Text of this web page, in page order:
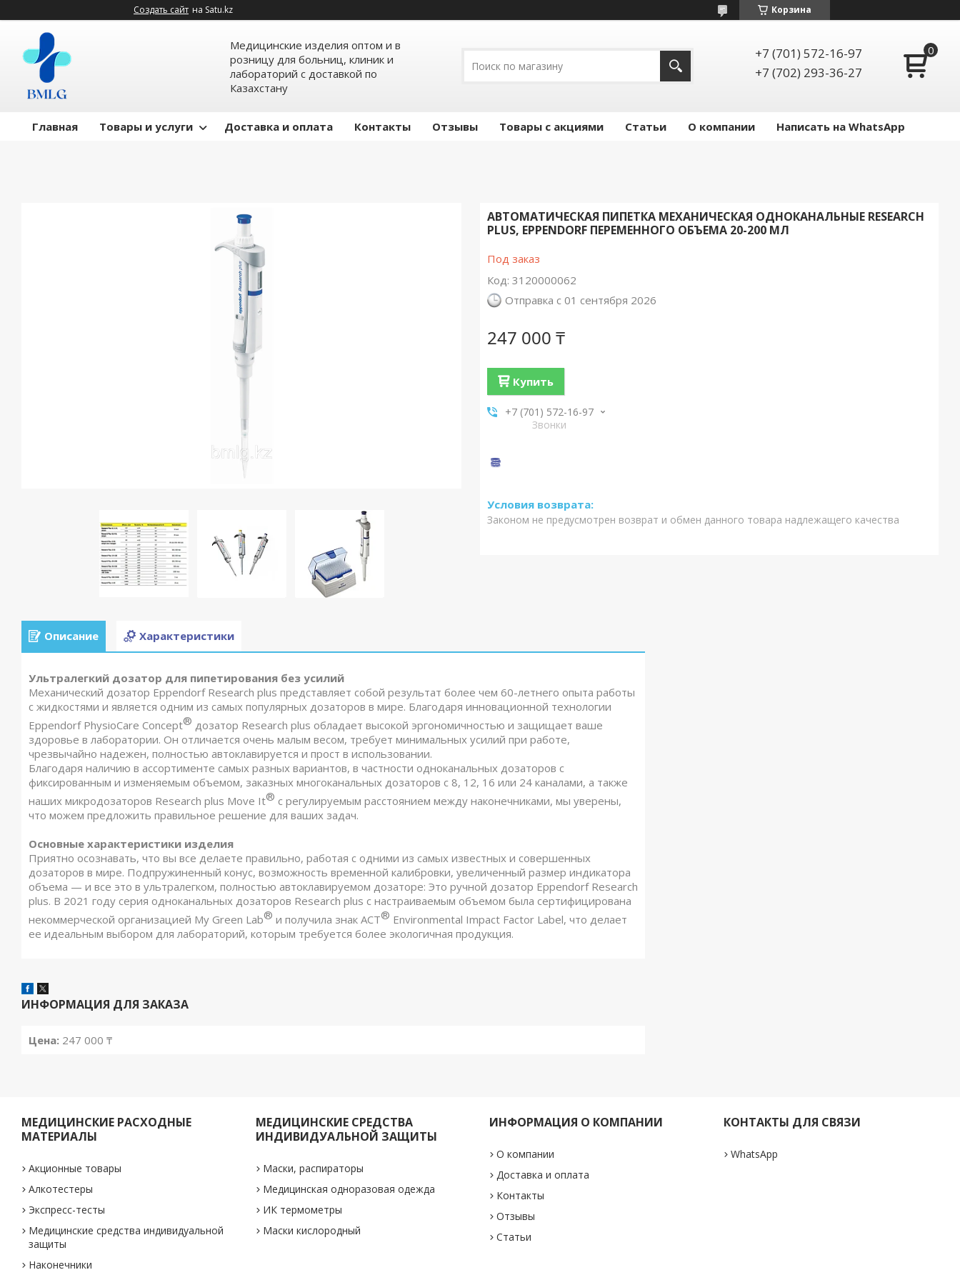
Создать сайт на Satu.kz Корзина
Медицинские изделия оптом и в
розницу для больниц, клиник и
лабораторий с доставкой по
Казахстану
+7 (701) 572-16-97
+7 (702) 293-36-27
Главная Товары и услуги Доставка и оплата Контакты Отзывы Товары с акциями Статьи О компании Написать на WhatsApp
АВТОМАТИЧЕСКАЯ ПИПЕТКА МЕХАНИЧЕСКАЯ ОДНОКАНАЛЬНЫЕ RESEARCH
PLUS, EPPENDORF ПЕРЕМЕННОГО ОБЪЕМА 20-200 МЛ
Под заказ
Код: 3120000062
Отправка с 01 сентября 2026
247 000 ₸
Купить
+7 (701) 572-16-97
Звонки
Законом не предусмотрен возврат и обмен данного товара надлежащего качества
Описание Характеристики
Ультралегкий дозатор для пипетирования без усилий
Механический дозатор Eppendorf Research plus представляет собой результат более чем 60-летнего опыта работы
с жидкостями и является одним из самых популярных дозаторов в мире. Благодаря инновационной технологии
Eppendorf PhysioCare Concept® дозатор Research plus обладает высокой эргономичностью и защищает ваше
здоровье в лаборатории. Он отличается очень малым весом, требует минимальных усилий при работе,
чрезвычайно надежен, полностью автоклавируется и прост в использовании.
Благодаря наличию в ассортименте самых разных вариантов, в частности одноканальных дозаторов с
фиксированным и изменяемым объемом, заказных многоканальных дозаторов с 8, 12, 16 или 24 каналами, а также
наших микродозаторов Research plus Move It® с регулируемым расстоянием между наконечниками, мы уверены,
что можем предложить правильное решение для ваших задач.
Основные характеристики изделия
Приятно осознавать, что вы все делаете правильно, работая с одними из самых известных и совершенных
дозаторов в мире. Подпружиненный конус, возможность временной калибровки, увеличенный размер индикатора
объема — и все это в ультралегком, полностью автоклавируемом дозаторе: Это ручной дозатор Eppendorf Research
plus. В 2021 году серия одноканальных дозаторов Research plus с настраиваемым объемом была сертифицирована
некоммерческой организацией My Green Lab® и получила знак ACT® Environmental Impact Factor Label, что делает
ее идеальным выбором для лабораторий, которым требуется более экологичная продукция.
ИНФОРМАЦИЯ ДЛЯ ЗАКАЗА
Цена: 247 000 ₸
МЕДИЦИНСКИЕ РАСХОДНЫЕ
МАТЕРИАЛЫ
Акционные товары
Алкотестеры
Экспресс-тесты
Медицинские средства индивидуальной
защиты
Наконечники
МЕДИЦИНСКИЕ СРЕДСТВА
ИНДИВИДУАЛЬНОЙ ЗАЩИТЫ
Маски, распираторы
Медицинская одноразовая одежда
ИК термометры
Маски кислородный
ИНФОРМАЦИЯ О КОМПАНИИ
О компании
Доставка и оплата
Контакты
Отзывы
Статьи
КОНТАКТЫ ДЛЯ СВЯЗИ
WhatsApp